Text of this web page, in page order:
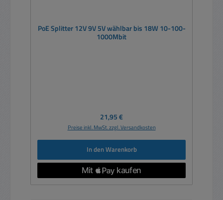
PoE Splitter 12V 9V 5V wählbar bis 18W 10-100-
1000Mbit
Regulärer Preis:
21,95 €
Preise inkl. MwSt. zzgl. Versandkosten
In den Warenkorb